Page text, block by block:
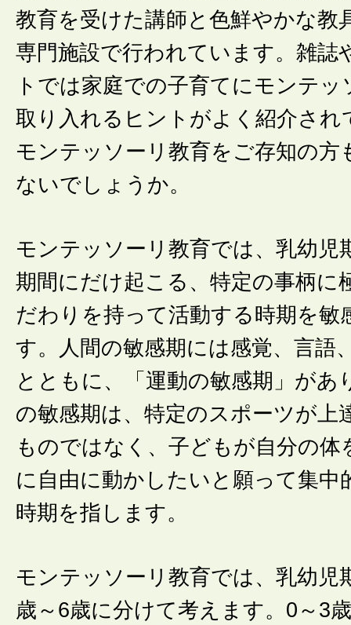
教育を受けた講師と色鮮やかな教
専門施設で行われています。雑誌
トでは家庭での子育てにモンテッ
取り入れるヒントがよく紹介され
モンテッソーリ教育をご存知の方
ないでしょうか。
モンテッソーリ教育では、乳幼児
期間にだけ起こる、特定の事柄に
だわりを持って活動する時期を敏
す。人間の敏感期には感覚、言語
とともに、「運動の敏感期」があ
の敏感期は、特定のスポーツが上
ものではなく、子どもが自分の体
に自由に動かしたいと願って集中
時期を指します。
モンテッソーリ教育では、乳幼児
歳～6歳に分けて考えます。0～3